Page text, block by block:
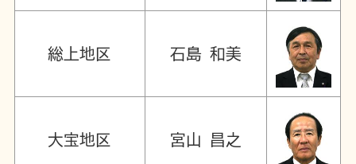
総上地区 石島 和美
大宝地区 宮山 昌之